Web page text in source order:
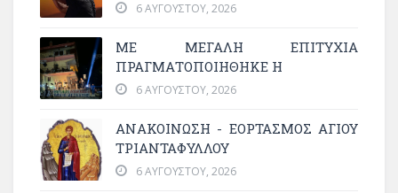
6 ΑΥΓΟΎΣΤΟΥ, 2026
ΜΕ ΜΕΓΆΛΗ ΕΠΙΤΥΧΊΑ
ΠΡΑΓΜΑΤΟΠΟΙΉΘΗΚΕ Η
6 ΑΥΓΟΎΣΤΟΥ, 2026
ΑΝΑΚΟΙΝΩΣΗ - ΕΟΡΤΑΣΜΟΣ ΑΓΙΟΥ
ΤΡΙΑΝΤΑΦΥΛΛΟΥ
6 ΑΥΓΟΎΣΤΟΥ, 2026